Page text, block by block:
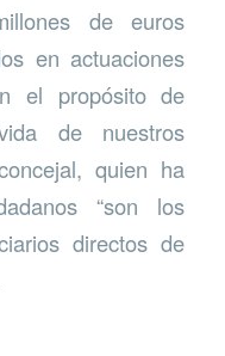
de euros
en actuaciones
el propósito de
de nuestros
quien ha
“son los
directos de